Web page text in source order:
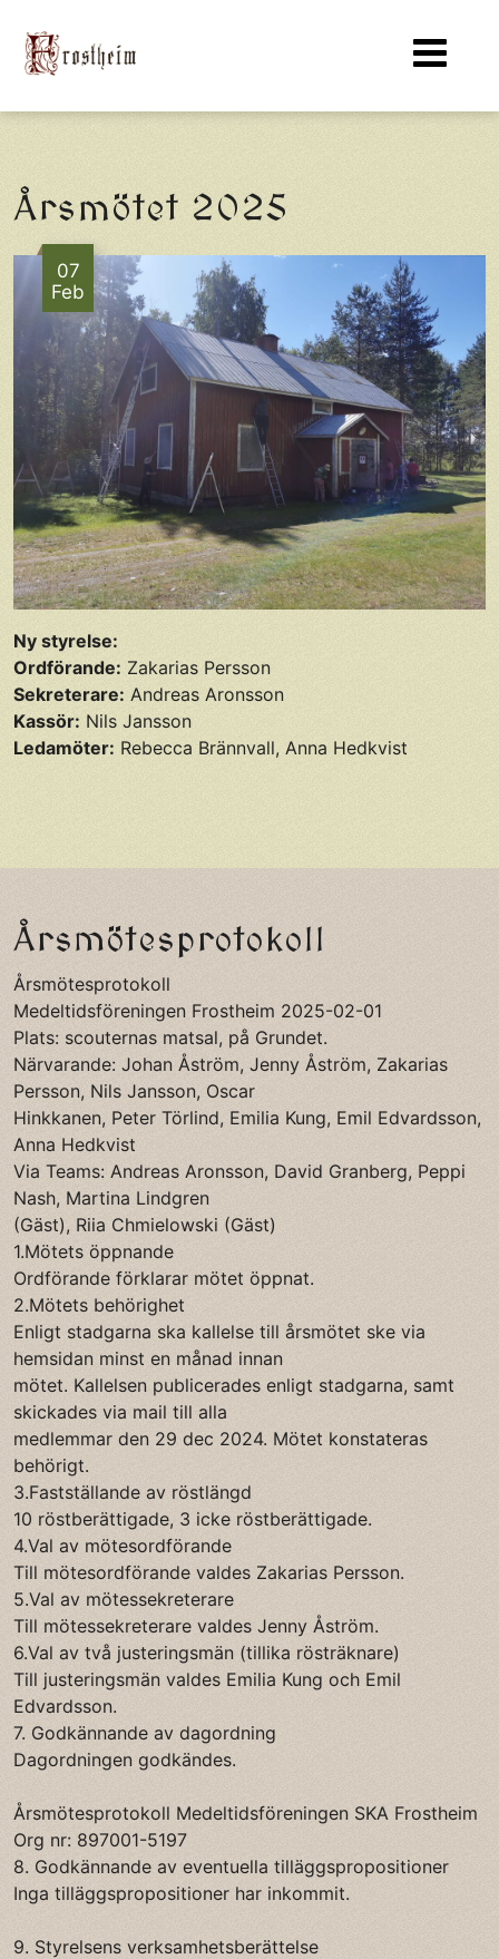
Årsmötet 2025
07
Feb
Ny styrelse:
Ordförande: Zakarias Persson
Sekreterare: Andreas Aronsson
Kassör: Nils Jansson
Ledamöter: Rebecca Brännvall, Anna Hedkvist
Årsmötesprotokoll
Årsmötesprotokoll
Medeltidsföreningen Frostheim 2025-02-01
Plats: scouternas matsal, på Grundet.
Närvarande: Johan Åström, Jenny Åström, Zakarias
Persson, Nils Jansson, Oscar
Hinkkanen, Peter Törlind, Emilia Kung, Emil Edvardsson,
Anna Hedkvist
Via Teams: Andreas Aronsson, David Granberg, Peppi
Nash, Martina Lindgren
(Gäst), Riia Chmielowski (Gäst)
1.Mötets öppnande
Ordförande förklarar mötet öppnat.
2.Mötets behörighet
Enligt stadgarna ska kallelse till årsmötet ske via
hemsidan minst en månad innan
mötet. Kallelsen publicerades enligt stadgarna, samt
skickades via mail till alla
medlemmar den 29 dec 2024. Mötet konstateras
behörigt.
3.Fastställande av röstlängd
10 röstberättigade, 3 icke röstberättigade.
4.Val av mötesordförande
Till mötesordförande valdes Zakarias Persson.
5.Val av mötessekreterare
Till mötessekreterare valdes Jenny Åström.
6.Val av två justeringsmän (tillika rösträknare)
Till justeringsmän valdes Emilia Kung och Emil
Edvardsson.
7. Godkännande av dagordning
Dagordningen godkändes.
Årsmötesprotokoll Medeltidsföreningen SKA Frostheim
Org nr: 897001-5197
8. Godkännande av eventuella tilläggspropositioner
Inga tilläggspropositioner har inkommit.
9. Styrelsens verksamhetsberättelse